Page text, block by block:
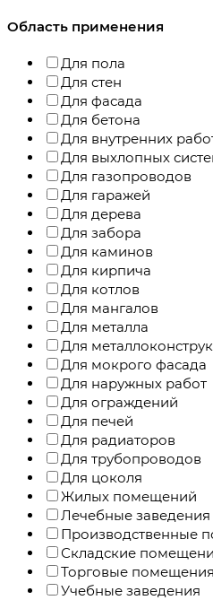
Область применения
Для пола
Для стен
Для фасада
Для бетона
Для внутренних
Для выхлопных
Для газопроводов
Для гаражей
Для дерева
Для забора
Для каминов
Для кирпича
Для котлов
Для мангалов
Для металла
Для
Для мокрого фасада
Для наружных работ
Для ограждений
Для печей
Для радиаторов
Для трубопроводов
Для цоколя
Жилых помещений
Лечебные заведения
Производственные
Складские
Торговые помещения
Учебные заведения